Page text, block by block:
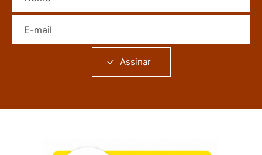
Assinar